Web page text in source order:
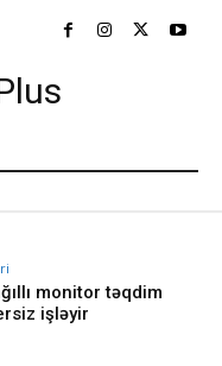
monitor təqdim
işləyir